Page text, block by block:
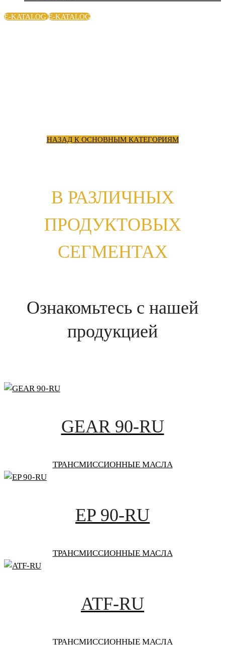
E-KATALOGE-KATALOG
НАЗАД К ОСНОВНЫМ КАТЕГОРИЯМ
В РАЗЛИЧНЫХ
ПРОДУКТОВЫХ
СЕГМЕНТАХ
Ознакомьтесь с нашей
продукцией
GEAR 90-RU
ТРАНСМИССИОННЫЕ МАСЛА
EP 90-RU
ТРАНСМИССИОННЫЕ МАСЛА
ATF-RU
ТРАНСМИССИОННЫЕ МАСЛА